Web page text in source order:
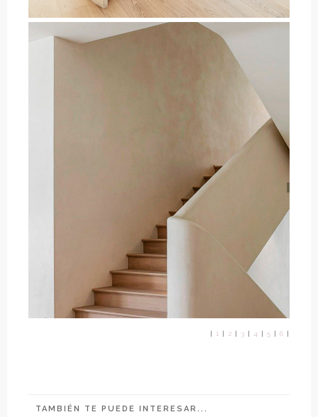
| 1 | 2 | 3 | 4 | 5 | 6 |
TAMBIÉN TE PUEDE INTERESAR...